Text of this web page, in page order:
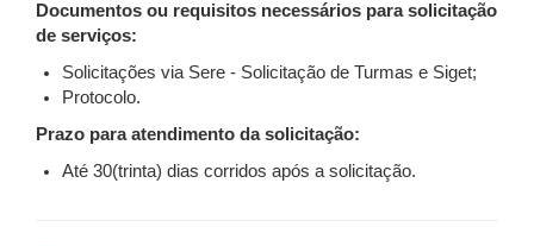
Documentos ou requisitos necessários para solicitação
de serviços:
Solicitações via Sere - Solicitação de Turmas e Siget;
Protocolo.
Prazo para atendimento da solicitação:
Até 30(trinta) dias corridos após a solicitação.